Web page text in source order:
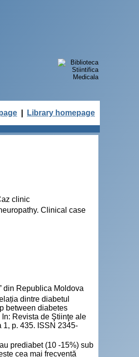
Library homepage
clinic
Clinical case
din Republica Moldova
dintre diabetul
between diabetes
Revista de Ştiinţe ale
p. 435. ISSN 2345-
prediabet (10 -15%) sub
cea mai frecventă